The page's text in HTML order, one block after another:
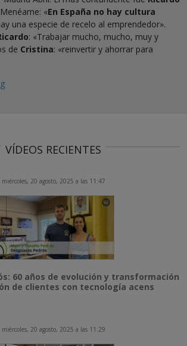
«En España no hay cultura
una especie de recelo al emprendedor».
: «Trabajar mucho, mucho, muy y
de Cristina: «reinvertir y ahorrar para
VÍDEOS RECIENTES
miércoles, 20 agosto, 2025 a las 11:47
60 años de evolución y transformación
de clientes con tecnología acens
miércoles, 20 agosto, 2025 a las 11:29